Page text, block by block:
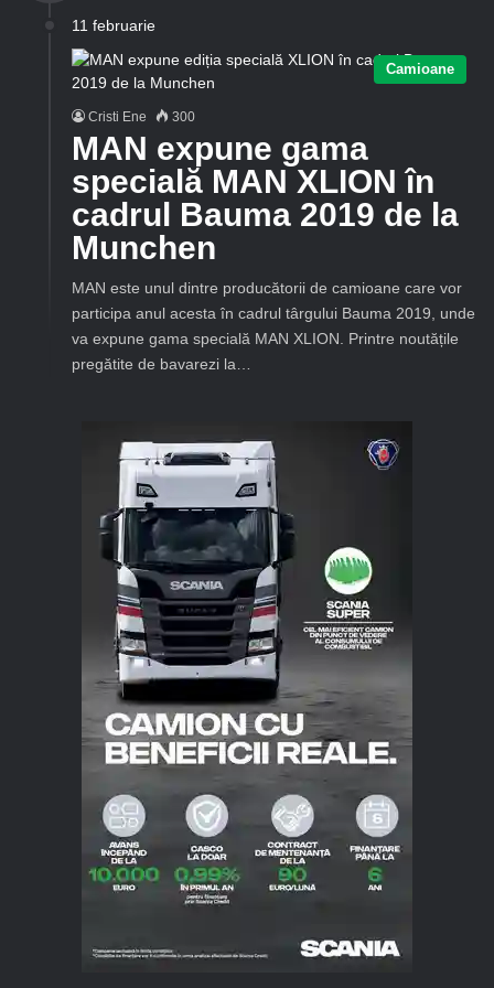
11 februarie
Camioane
Cristi Ene 300
MAN expune gama
specială MAN XLION în
cadrul Bauma 2019 de la
Munchen
MAN este unul dintre producătorii de camioane care vor
participa anul acesta în cadrul târgului Bauma 2019, unde
va expune gama specială MAN XLION. Printre noutățile
pregătite de bavarezi la…